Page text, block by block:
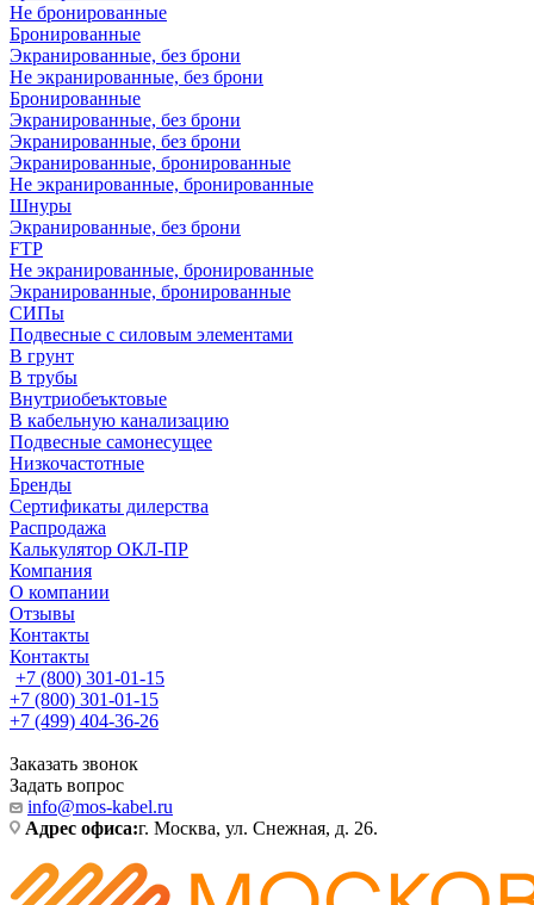
Не бронированные
Бронированные
Экранированные, без брони
Не экранированные, без брони
Бронированные
Экранированные, без брони
Экранированные, без брони
Экранированные, бронированные
Не экранированные, бронированные
Шнуры
Экранированные, без брони
FTP
Не экранированные, бронированные
Экранированные, бронированные
СИПы
Подвесные с силовым элементами
В грунт
В трубы
Внутриобеъктовые
В кабельную канализацию
Подвесные самонесущее
Низкочастотные
Бренды
Сертификаты дилерства
Распродажа
Калькулятор ОКЛ-ПР
Компания
О компании
Отзывы
Контакты
Контакты
+7 (800) 301-01-15
+7 (800) 301-01-15
+7 (499) 404-36-26
Заказать звонок
Задать вопрос
info@mos-kabel.ru
Адрес офиса:г. Москва, ул. Снежная, д. 26.